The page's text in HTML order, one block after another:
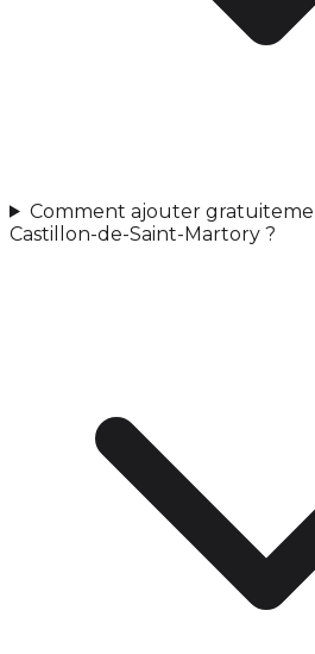
Comment ajouter
Castillon-de-Saint-Martory ?